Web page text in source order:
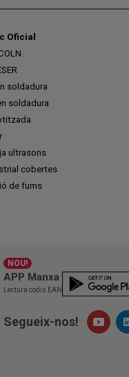
Oficial
soldadura
soldadura
ultrasons
cobertes
de fums
NOU!
APP Manxa
Lectura codis EAN
Segueix-nos!